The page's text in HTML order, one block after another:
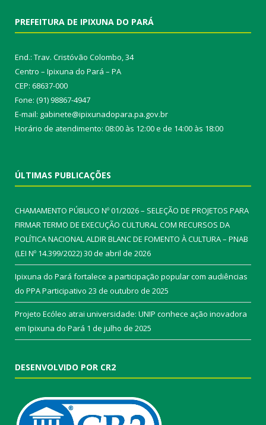
PREFEITURA DE IPIXUNA DO PARÁ
End.: Trav. Cristóvão Colombo, 34
Centro – Ipixuna do Pará – PA
CEP: 68637-000
Fone: (91) 98867-4947
E-mail: gabinete@ipixunadopara.pa.gov.br
Horário de atendimento: 08:00 às 12:00 e de 14:00 às 18:00
ÚLTIMAS PUBLICAÇÕES
CHAMAMENTO PÚBLICO Nº 01/2026 – SELEÇÃO DE PROJETOS PARA
FIRMAR TERMO DE EXECUÇÃO CULTURAL COM RECURSOS DA
POLÍTICA NACIONAL ALDIR BLANC DE FOMENTO À CULTURA – PNAB
(LEI Nº 14.399/2022)30 de abril de 2026
Ipixuna do Pará fortalece a participação popular com audiências
do PPA Participativo 23 de outubro de 2025
Projeto Ecóleo atrai universidade: UNIP conhece ação inovadora
em Ipixuna do Pará 1 de julho de 2025
DESENVOLVIDO POR CR2